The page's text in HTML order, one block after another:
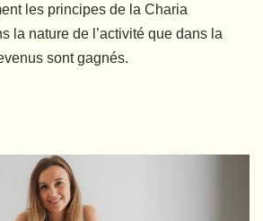
les principes de la Charia
la nature de l’activité que dans la
sont gagnés.